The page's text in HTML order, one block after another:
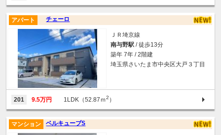
チェーロ
アパート
ＪＲ埼京線
南与野駅 / 徒歩13分
築年 7年 / 2階建
埼玉県さいたま市中央区大戸３丁目
201 9.5万円 1LDK（52.87ｍ2 ）
ベルキューブS
マンション